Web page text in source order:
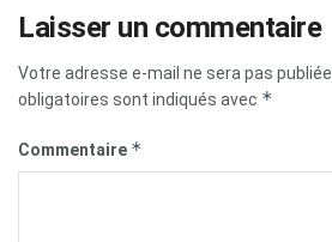
Laisser un commentaire
Votre adresse e-mail ne sera pas publiée.
obligatoires sont indiqués avec *
Commentaire *